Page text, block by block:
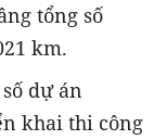
tổng số
km.
dự án
khai thi công